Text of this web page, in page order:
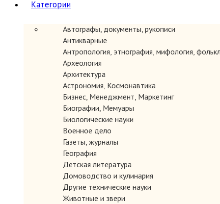
Категории
Автографы, документы, рукописи
Антикварные
Антропология, этнография, мифология,
Археология
Архитектура
Астрономия, Космонавтика
Бизнес, Менеджмент, Маркетинг
Биографии, Мемуары
Биологические науки
Военное дело
Газеты, журналы
География
Детская литература
Домоводство и кулинария
Другие технические науки
Животные и звери